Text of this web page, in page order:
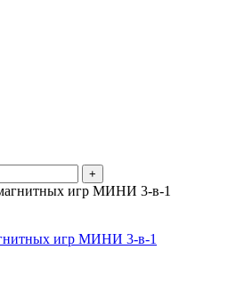
+
игр МИНИ 3-в-1